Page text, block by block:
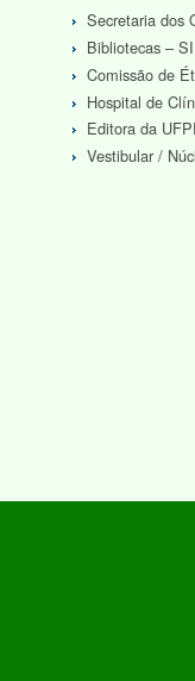
Secretaria dos
Bibliotecas –
Comissão de
Hospital de
Editora da
Vestibular /